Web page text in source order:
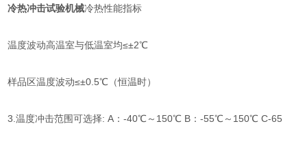
冷热冲击试验机械冷热性能指标
温度波动高温室与低温室均≤±2℃
样品区温度波动≤±0.5℃（恒温时）
3.温度冲击范围可选择: A：-40℃～150℃ B ：-55℃～150℃C-65